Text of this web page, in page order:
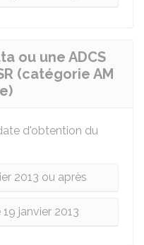
ou une ADCS
(catégorie AM
d'obtention du
2013 ou après
janvier 2013